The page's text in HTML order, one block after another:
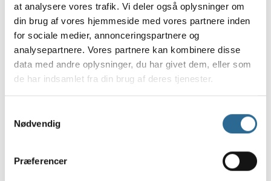
at analysere vores trafik. Vi deler også oplysninger om
din brug af vores hjemmeside med vores partnere inden
for sociale medier, annonceringspartnere og
analysepartnere. Vores partnere kan kombinere disse
data med andre oplysninger, du har givet dem, eller som
de har indsamlet fra din brug af deres tjenester.
Nødvendig
Præferencer
Festlige lange hænge spiraler i blå metallic folie med rundt
oktoberfest motiv i papir, der er 6 stk i pakken.
Længde ca 80 cm, og de kan hænges enkeltvis, de er trykt på
begge sider så du får et flot motiv der kan hænges midt i lokalet.
Diameter på oktoberfest motiverne er ca 17 cm.